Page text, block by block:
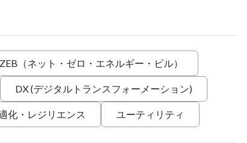
ZEB（ネット・ゼロ・エネルギー・ビル）
DX (デジタルトランスフォーメーション)
化・レジリエンス ユーティリティ